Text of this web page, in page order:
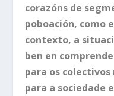
corazóns de
poboación, como
contexto, a
ben en
para os
para a sociedade